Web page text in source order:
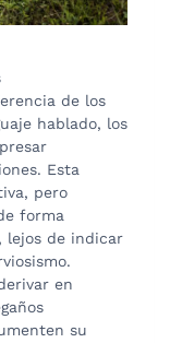
de los
hablado, los
Esta
pero
forma
lejos de indicar
en
su